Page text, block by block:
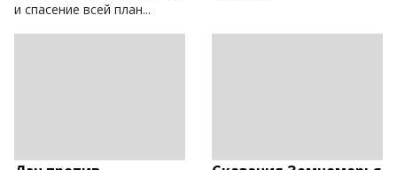
и спасение всей план...